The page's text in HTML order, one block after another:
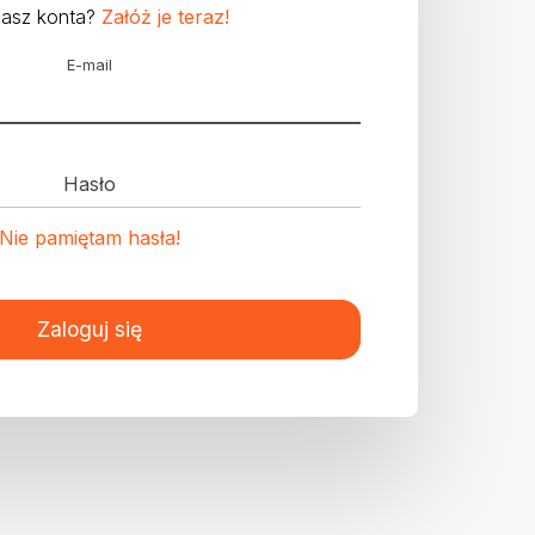
konta? Załóż je teraz!
E-mail
Hasło
Nie pamiętam hasła!
Zaloguj się